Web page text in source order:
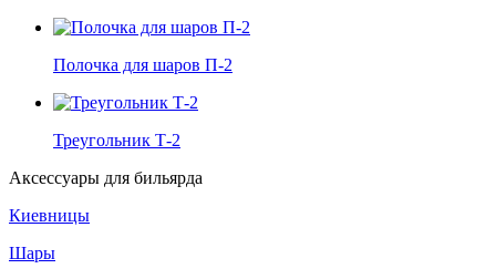
Полочка для шаров П-2
Треугольник Т-2
Аксессуары для бильярда
Киевницы
Шары